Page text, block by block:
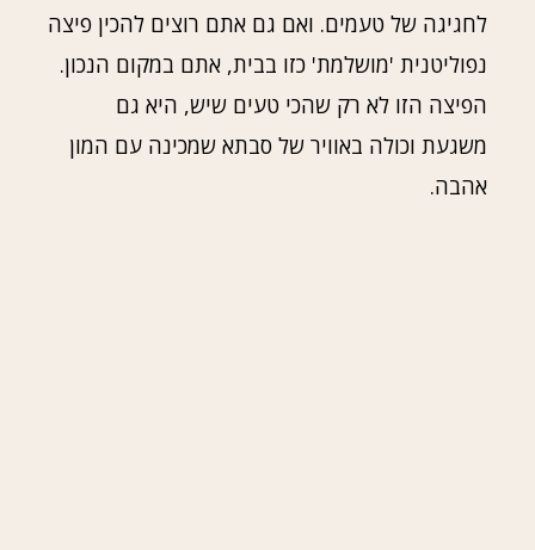
לחגיגה של טעמים. ואם גם אתם רוצים להכין פיצה
נפוליטנית 'מושלמת' כזו בבית, אתם במקום הנכון.
הפיצה הזו לא רק שהכי טעים שיש, היא גם
משגעת וכולה באוויר של סבתא שמכינה עם המון
אהבה.